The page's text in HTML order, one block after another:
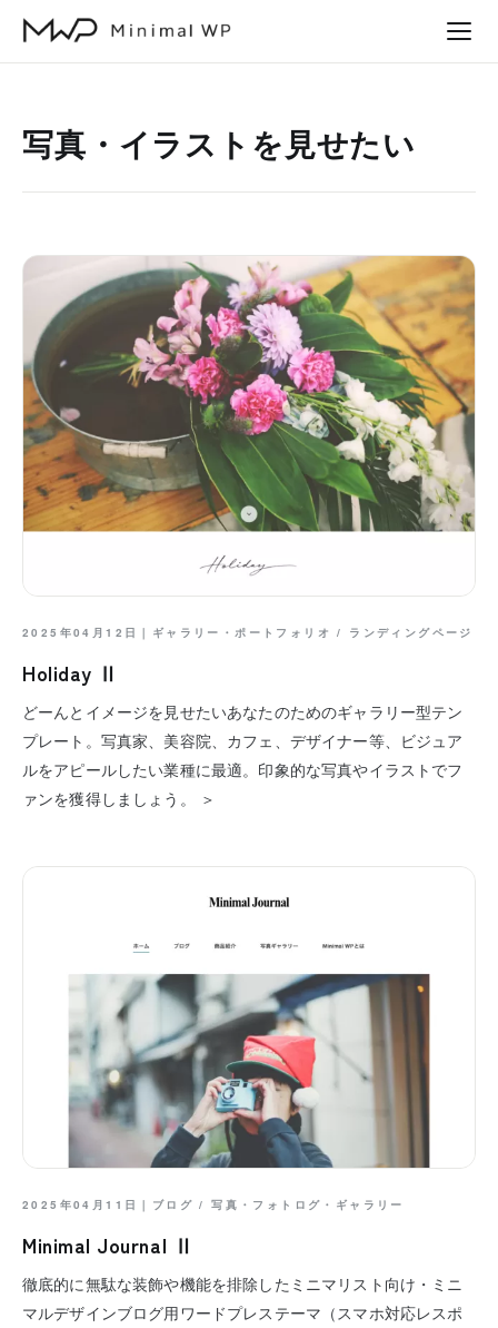
写真・イラストを見せたい
2025年04月12日｜ ギャラリー・ポートフォリオ / ランディングページ
Holiday Ⅱ
どーんとイメージを見せたいあなたのためのギャラリー型テン
プレート。写真家、美容院、カフェ、デザイナー等、ビジュア
ルをアピールしたい業種に最適。印象的な写真やイラストでフ
ァンを獲得しましょう。 ＞
2025年04月11日｜ ブログ /写真・フォトログ・ギャラリー
Minimal Journal Ⅱ
徹底的に無駄な装飾や機能を排除したミニマリスト向け・ミニ
マルデザインブログ用ワードプレステーマ（スマホ対応レスポ